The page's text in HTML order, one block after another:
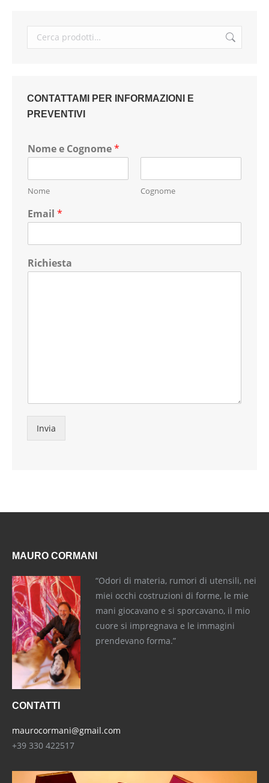
CONTATTAMI PER INFORMAZIONI E
PREVENTIVI
Nome e Cognome*
Nome Cognome
Email *
Richiesta
Invia
MAURO CORMANI
“Odori di materia, rumori di utensili, nei
miei occhi costruzioni di forme, le mie
mani giocavano e si sporcavano, il mio
cuore si impregnava e le immagini
prendevano forma.”
CONTATTI
maurocormani@gmail.com
+39 330 422517